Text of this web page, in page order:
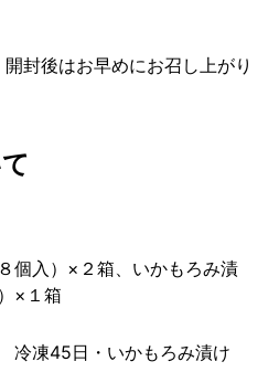
封後はお早めにお召し上がり
個入）×２箱、いかもろみ漬
×１箱
冷凍45日・いかもろみ漬け